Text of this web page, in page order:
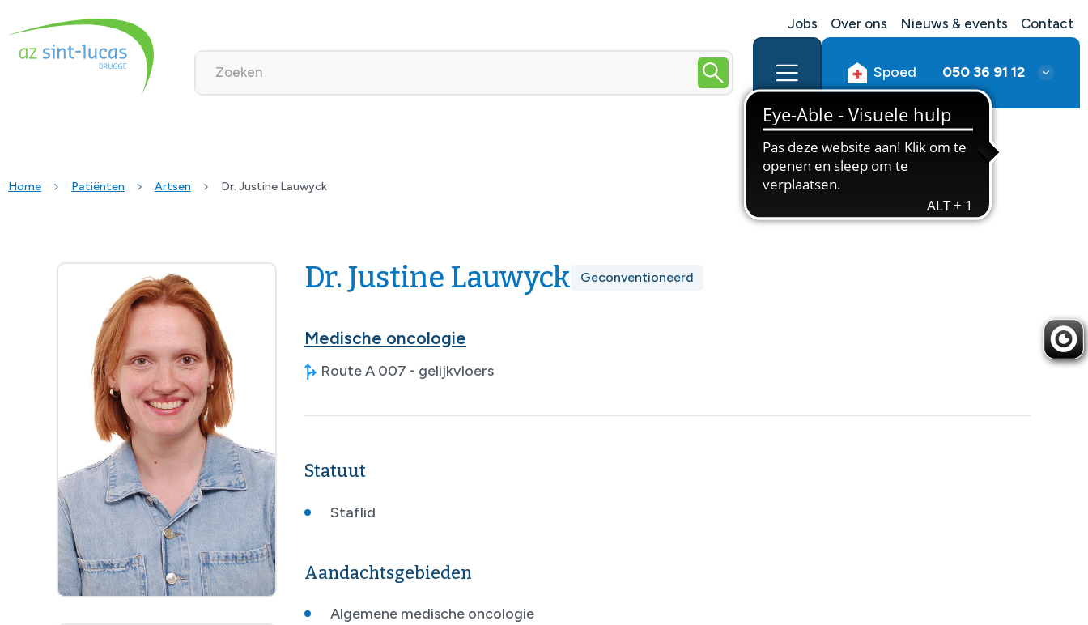
Jobs Over ons Nieuws & events Contact
Spoed 050 36 91 12
Home Patiënten Artsen Dr. Justine Lauwyck
Dr. Justine Lauwyck Geconventioneerd
Medische oncologie
Route A 007 - gelijkvloers
Statuut
Staflid
Aandachtsgebieden
Algemene medische oncologie